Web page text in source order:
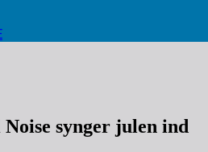
synger julen ind